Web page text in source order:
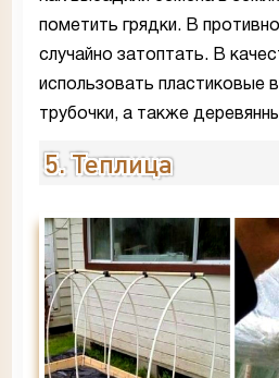
пометить грядки. В
случайно затоптать. В
использовать пластиковые
трубочки, а также
5. Теплица